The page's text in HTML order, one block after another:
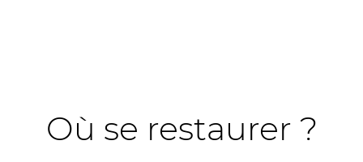
Où se restaurer ?